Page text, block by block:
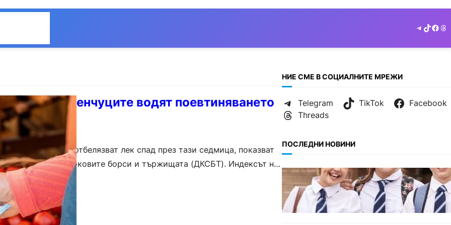
Telegram
TikTok
падат, зеленчуците водят поевтиняването
храните на едро отбелязват лек спад през тази седмица, показват
комисия по стоковите борси и тържищата (ДКСБТ). Индексът на
намалява…
НИЕ СМЕ В СОЦИАЛНИТЕ МРЕЖИ
Telegram TikTok
Facebook
Threads
ПОСЛЕДНИ НОВИНИ
ИКОНОМИКА
Колко ще струват училищните
униформи във Варна тази